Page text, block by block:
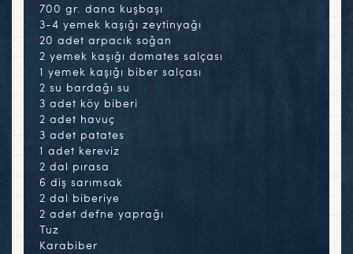
700 gr. dana kuşbaşı
3-4 yemek kaşığı zeytinyağı
20 adet arpacık soğan
2 yemek kaşığı domates salçası
1 yemek kaşığı biber salçası
2 su bardağı su
3 adet köy biberi
2 adet havuç
3 adet patates
1 adet kereviz
2 dal pırasa
6 diş sarımsak
2 dal biberiye
2 adet defne yaprağı
Tuz
Karabiber